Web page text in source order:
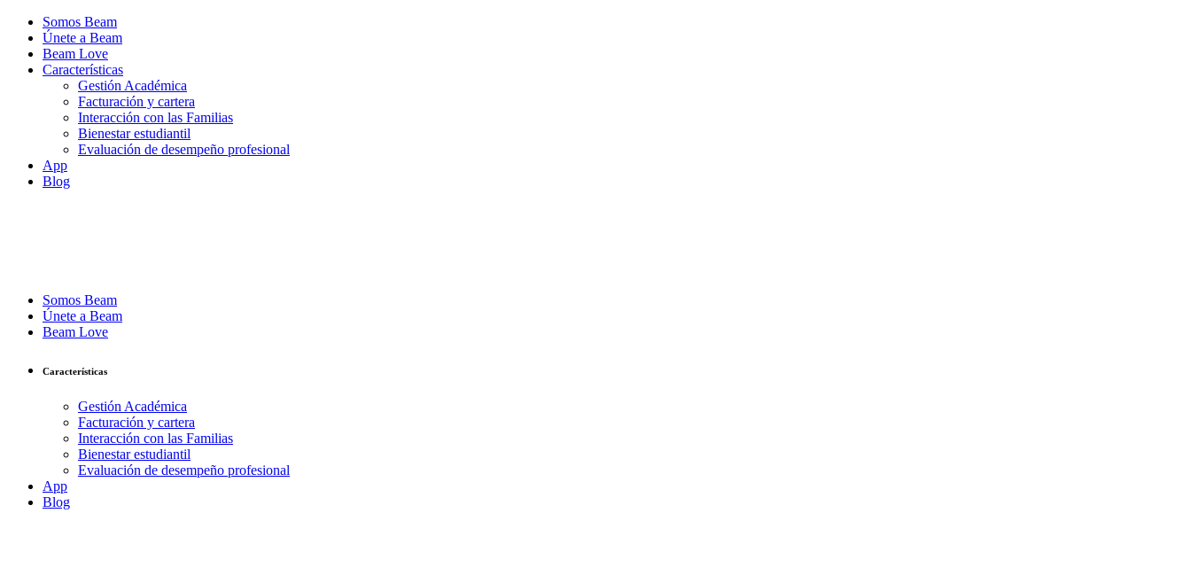
Somos Beam
Únete a Beam
Beam Love
Características
Gestión Académica
Facturación y cartera
Interacción con las Familias
Bienestar estudiantil
Evaluación de desempeño profesional
App
Blog
Somos Beam
Únete a Beam
Beam Love
Características
Gestión Académica
Facturación y cartera
Interacción con las Familias
Bienestar estudiantil
Evaluación de desempeño profesional
App
Blog